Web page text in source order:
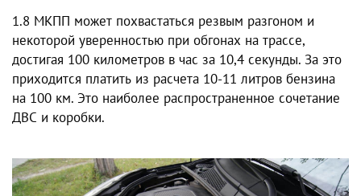
1.8 МКПП может похвастаться резвым разгоном и
некоторой уверенностью при обгонах на трассе,
достигая 100 километров в час за 10,4 секунды. За это
приходится платить из расчета 10-11 литров бензина
на 100 км. Это наиболее распространенное сочетание
ДВС и коробки.